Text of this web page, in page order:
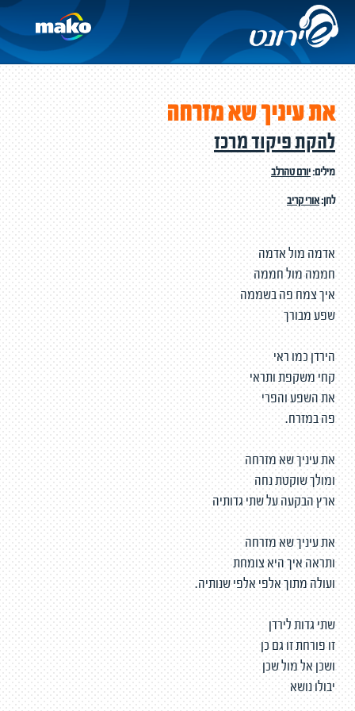
את עיניך שא מזרחה
להקת פיקוד מרכז
מילים:יורם טהרלב
לחן:אורי קריב
אדמה מול אדמה
חממה מול חממה
איך צמח פה בשממה
שפע מבורך
הירדן כמו ראי
קחי משקפת ותראי
את השפע והפרי
פה במזרח.
את עיניך שא מזרחה
ומולך שוקטת נחה
ארץ הבקעה על שתי גדותיה
את עיניך שא מזרחה
ותראה איך היא צומחת
ועולה מתוך אלפי אלפי שנותיה.
שתי גדות לירדן
זו פורחת זו גם כן
ושכן אל מול שכן
יבולו נושא